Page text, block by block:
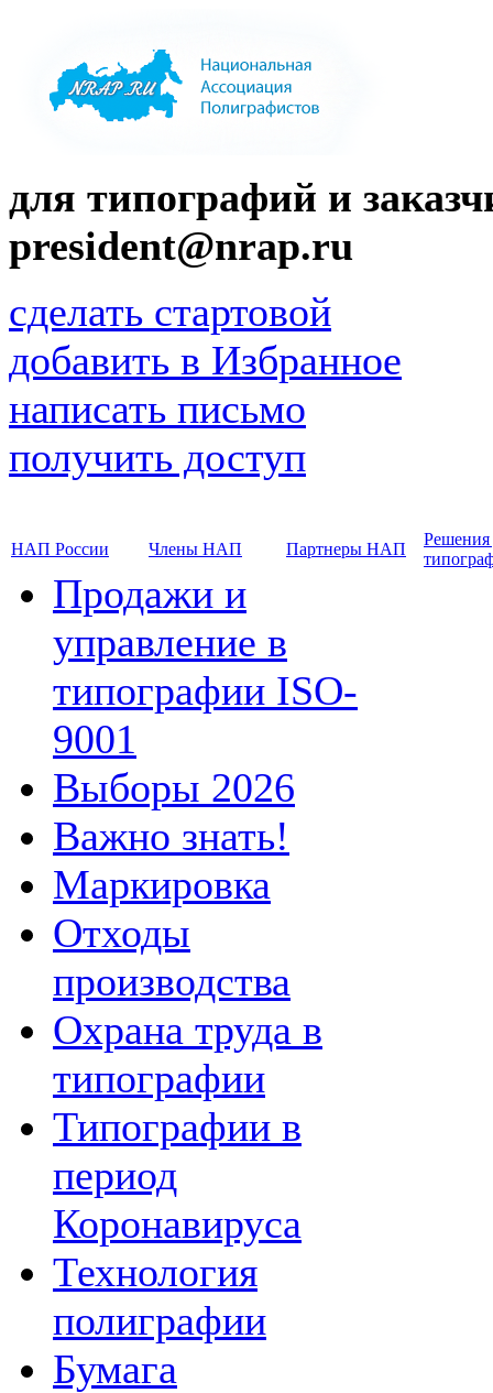
для типографий и
president@nrap.ru
сделать стартовой
добавить в Избранное
написать письмо
получить доступ
НАП России Члены НАП Партнеры НАП
Решения
Продажи и
управление в
типографии ISO-
9001
Выборы 2026
Важно знать!
Маркировка
Отходы
производства
Охрана труда в
типографии
Типографии в
период
Коронавируса
Технология
полиграфии
Бумага